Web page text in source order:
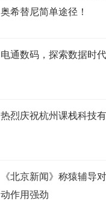
奥希替尼简单途径！
电通数码，探索数据时
热烈庆祝杭州课栈科技
《北京新闻》称猿辅导
动作用强劲